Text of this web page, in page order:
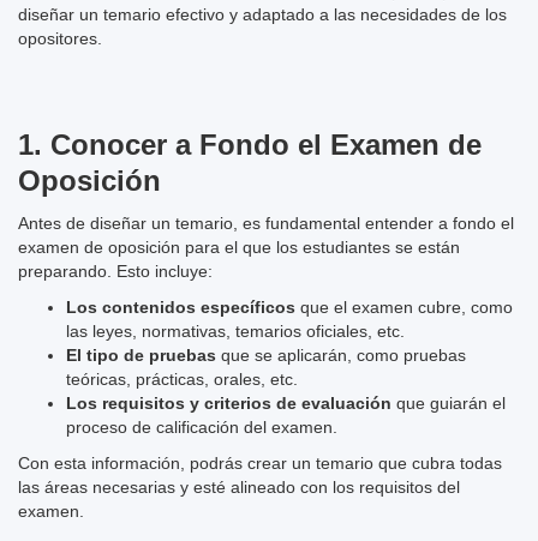
diseñar un temario efectivo y adaptado a las necesidades de los
opositores.
1. Conocer a Fondo el Examen de
Oposición
Antes de diseñar un temario, es fundamental entender a fondo el
examen de oposición para el que los estudiantes se están
preparando. Esto incluye:
Los contenidos específicos que el examen cubre, como
las leyes, normativas, temarios oficiales, etc.
El tipo de pruebas que se aplicarán, como pruebas
teóricas, prácticas, orales, etc.
Los requisitos y criterios de evaluación que guiarán el
proceso de calificación del examen.
Con esta información, podrás crear un temario que cubra todas
las áreas necesarias y esté alineado con los requisitos del
examen.